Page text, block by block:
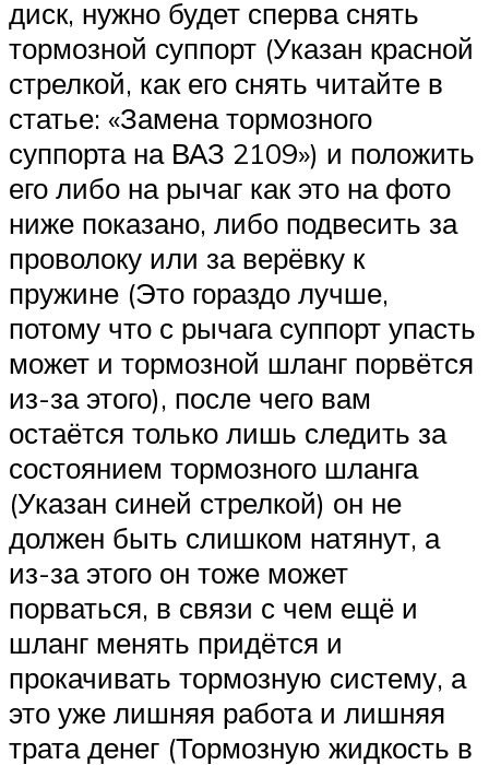
диск, нужно будет сперва снять
тормозной суппорт (Указан красной
стрелкой, как его снять читайте в
статье: «Замена тормозного
суппорта на ВАЗ 2109») и положить
его либо на рычаг как это на фото
ниже показано, либо подвесить за
проволоку или за верёвку к
пружине (Это гораздо лучше,
потому что с рычага суппорт упасть
может и тормозной шланг порвётся
из-за этого), после чего вам
остаётся только лишь следить за
состоянием тормозного шланга
(Указан синей стрелкой) он не
должен быть слишком натянут, а
из-за этого он тоже может
порваться, в связи с чем ещё и
шланг менять придётся и
прокачивать тормозную систему, а
это уже лишняя работа и лишняя
трата денег (Тормозную жидкость в